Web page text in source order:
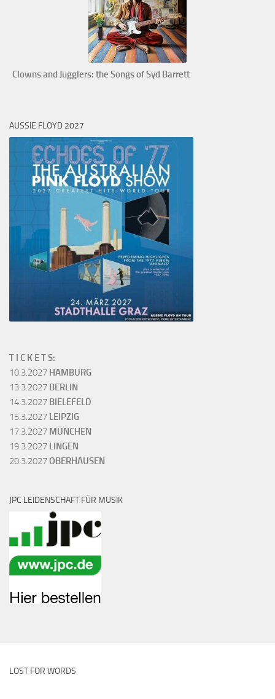
Clowns and Jugglers: the Songs of Syd Barrett
AUSSIE FLOYD 2027
T I C K E T S:
10.3.2027 HAMBURG
13.3.2027 BERLIN
14.3.2027 BIELEFELD
15.3.2027 LEIPZIG
17.3.2027 MÜNCHEN
19.3.2027 LINGEN
20.3.2027OBERHAUSEN
JPC LEIDENSCHAFT FÜR MUSIK
LOST FOR WORDS